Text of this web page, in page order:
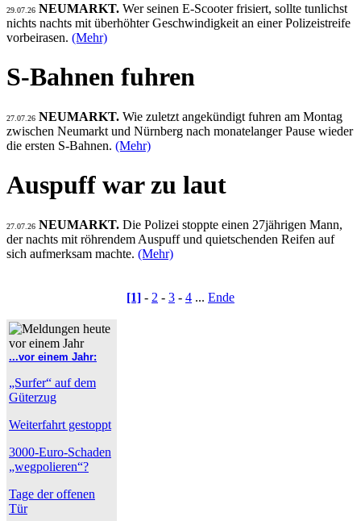
29.07.26 NEUMARKT. Wer seinen E-Scooter frisiert, sollte tunlichst
nichts nachts mit überhöhter Geschwindigkeit an einer Polizeistreife
vorbeirasen. (Mehr)
S-Bahnen fuhren
27.07.26 NEUMARKT. Wie zuletzt angekündigt fuhren am Montag
zwischen Neumarkt und Nürnberg nach monatelanger Pause wieder
die ersten S-Bahnen. (Mehr)
Auspuff war zu laut
27.07.26 NEUMARKT. Die Polizei stoppte einen 27jährigen Mann,
der nachts mit röhrendem Auspuff und quietschenden Reifen auf
sich aufmerksam machte. (Mehr)
[1] - 2 - 3 - 4 ... Ende
...vor einem Jahr:
„Surfer“ auf dem
Güterzug
Weiterfahrt gestoppt
3000-Euro-Schaden
„wegpolieren“?
Tage der offenen
Tür